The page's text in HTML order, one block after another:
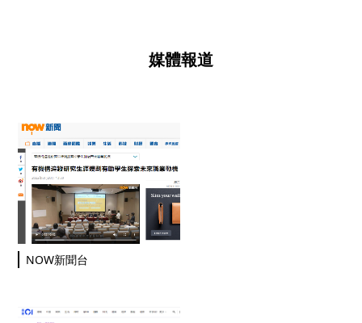
媒體報道
NOW新聞台